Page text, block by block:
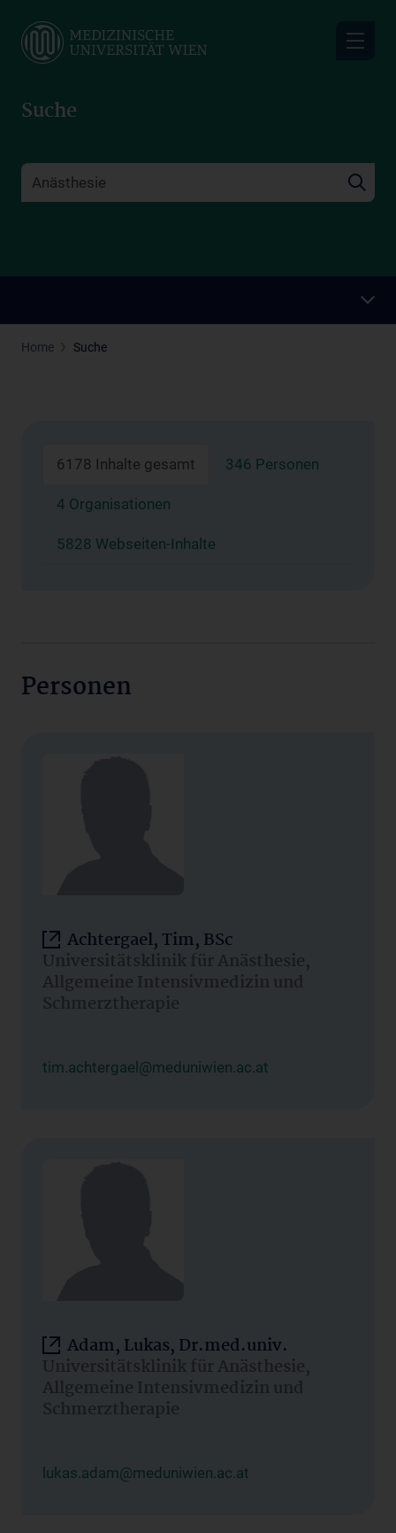
main
Suche
Home Suche
6178 Inhalte gesamt 346 Personen
4 Organisationen
5828 Webseiten-Inhalte
Personen
Achtergael, Tim, BSc
Universitätsklinik für Anästhesie,
Allgemeine Intensivmedizin und
Schmerztherapie
tim.achtergael@meduniwien.ac.at
Adam, Lukas, Dr.med.univ.
Universitätsklinik für Anästhesie,
Allgemeine Intensivmedizin und
Schmerztherapie
lukas.adam@meduniwien.ac.at